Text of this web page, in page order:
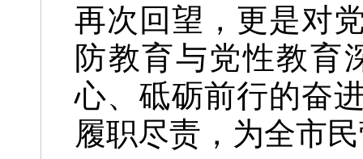
再次回望，更是对
防教育与党性教育
心、砥砺前行的奋
履职尽责，为全市